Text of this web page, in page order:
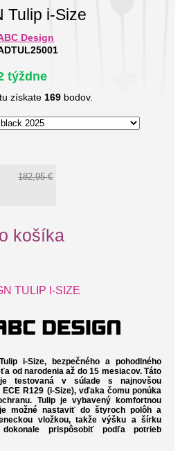
Tulip i-Size
Design
týždne
získate 169 bodov.
182,95 €
košíka
TULIP I-SIZE
Tulip i-Size, bezpečného a pohodlného
od narodenia až do 15 mesiacov. Táto
testovaná v súlade s najnovšou
R129 (i-Size), vďaka čomu ponúka
Tulip je vybavený komfortnou
možné nastaviť do štyroch polôh a
vložkou, takže výšku a šírku
dokonale prispôsobiť podľa potrieb